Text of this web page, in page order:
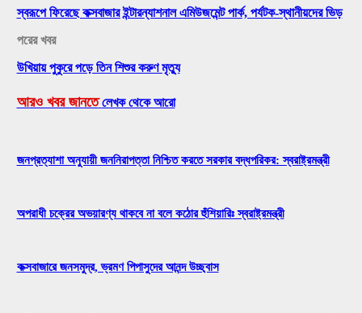
স্বরূপে ফিরেছে কক্সবাজার ইন্টারন্যাশনাল এমিউজমেন্ট পার্ক, পর্যটক-স্থানীয়দের ভিড়
পরের খবর
উখিয়ায় পুকুরে পড়ে তিন শিশুর করুণ মৃত্যু
আরও খবর জানতে লেখক থেকে আরো
জনপ্রত্যাশা অনুযায়ী জননিরাপত্তা নিশ্চিত করতে সরকার বদ্ধপরিকর: স্বরাষ্ট্রমন্ত্রী
অপরাধী চক্রের অভয়ারণ্য থাকবে না বলে কঠোর হুঁশিয়ারিঃ স্বরাষ্ট্রমন্ত্রী
কক্সবাজারে জনসমুদ্র, ভ্রমণ পিপাসুদের আনন্দ উচ্ছ্বাস